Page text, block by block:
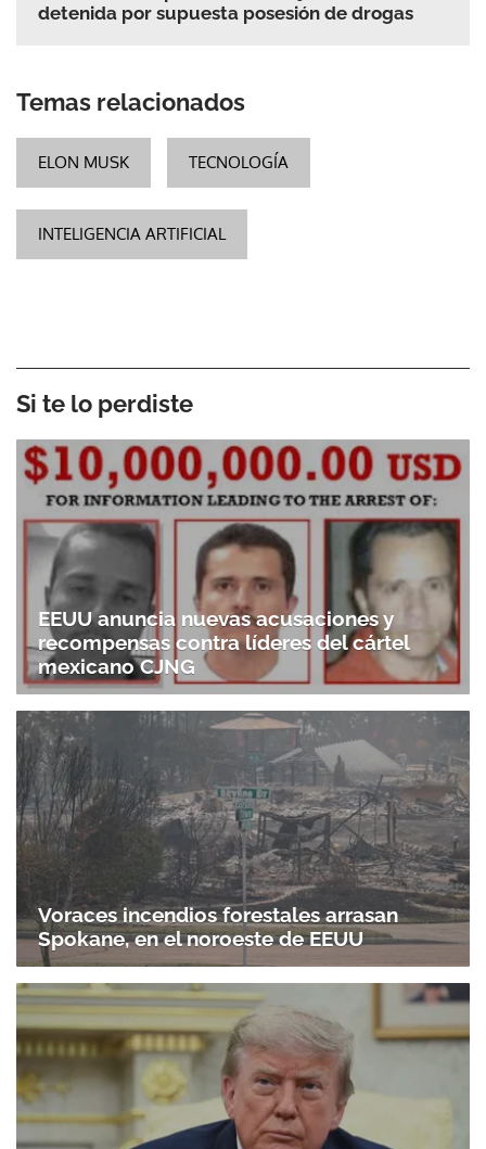
detenida por supuesta posesión de drogas
Temas relacionados
ELON MUSK TECNOLOGÍA
INTELIGENCIA ARTIFICIAL
Si te lo perdiste
EEUU anuncia nuevas acusaciones y
recompensas contra líderes del cártel
mexicano CJNG
Voraces incendios forestales arrasan
Spokane, en el noroeste de EEUU